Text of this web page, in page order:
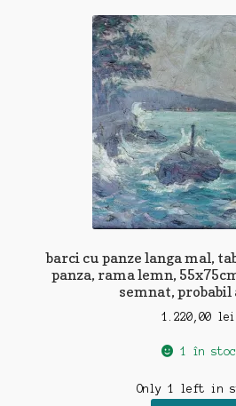
barci cu panze langa mal,
panza, rama lemn,
semnat, probabil
1.220,00 lei
1 în stoc
Only 1 left in